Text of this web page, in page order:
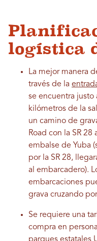
logística
La mejor manera
través de la
se encuentra justo
kilómetros de la
un camino de
Road con la SR
embalse de Yuba
por la SR 28,
al embarcadero).
embarcaciones
grava cruzando
Se requiere una
compra en
parques estatales